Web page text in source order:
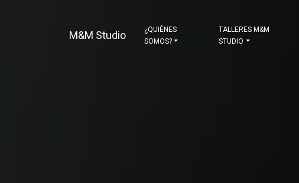
M&M Studio
¿QUIÉNES
SOMOS?
TALLERES M&M
STUDIO